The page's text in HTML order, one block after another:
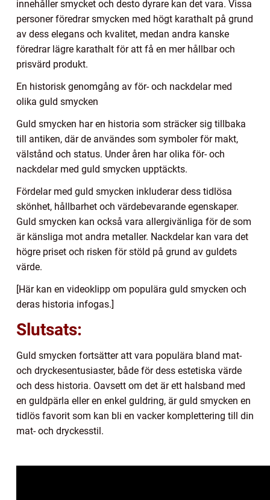
innehåller smycket och desto dyrare kan det vara. Vissa
personer föredrar smycken med högt karathalt på grund
av dess elegans och kvalitet, medan andra kanske
föredrar lägre karathalt för att få en mer hållbar och
prisvärd produkt.
En historisk genomgång av för- och nackdelar med
olika guld smycken
Guld smycken har en historia som sträcker sig tillbaka
till antiken, där de användes som symboler för makt,
välstånd och status. Under åren har olika för- och
nackdelar med guld smycken upptäckts.
Fördelar med guld smycken inkluderar dess tidlösa
skönhet, hållbarhet och värdebevarande egenskaper.
Guld smycken kan också vara allergivänliga för de som
är känsliga mot andra metaller. Nackdelar kan vara det
högre priset och risken för stöld på grund av guldets
värde.
[Här kan en videoklipp om populära guld smycken och
deras historia infogas.]
Slutsats:
Guld smycken fortsätter att vara populära bland mat-
och dryckesentusiaster, både för dess estetiska värde
och dess historia. Oavsett om det är ett halsband med
en guldpärla eller en enkel guldring, är guld smycken en
tidlös favorit som kan bli en vacker komplettering till din
mat- och dryckesstil.